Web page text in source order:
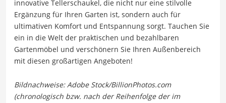
innovative Tellerschaukel, die nicht nur eine stilvolle
Ergänzung für Ihren Garten ist, sondern auch für
ultimativen Komfort und Entspannung sorgt. Tauchen Sie
ein in die Welt der praktischen und bezahlbaren
Gartenmöbel und verschönern Sie Ihren Außenbereich
mit diesen großartigen Angeboten!